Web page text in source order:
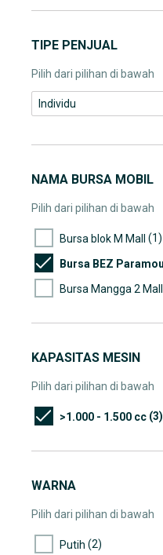
TIPE PENJUAL
Pilih dari pilihan di bawah
Individu
NAMA BURSA MOBIL
Pilih dari pilihan di bawah
Bursa blok M Mall (1)
Bursa Mangga 2 Mall
KAPASITAS MESIN
Pilih dari pilihan di bawah
>1.000 - 1.500 cc (3)
WARNA
Pilih dari pilihan di bawah
Putih (2)